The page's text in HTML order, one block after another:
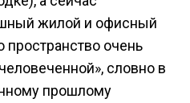
жилой и офисный
пространство очень
словно в
прошлому